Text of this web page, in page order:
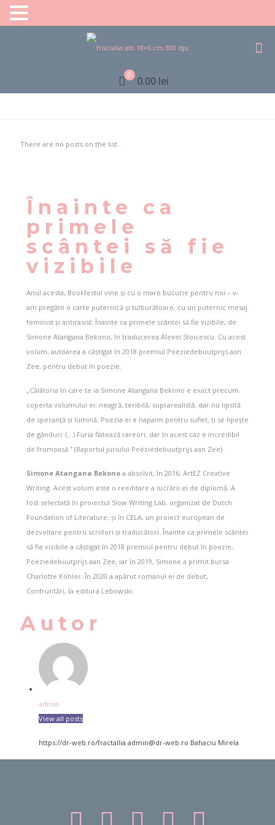
0 0.00 lei
There are no posts on the list.
Înainte ca
primele
scântei să fie
vizibile
Anul acesta, Bookfestul vine și cu o mare bucurie pentru noi – v-
am pregătit o carte puternică și tulburătoare, cu un puternic mesaj
feminist și antirasist: Înainte ca primele scântei să fie vizibile, de
Simone Atangana Bekono, în traducerea Alexei Stoicescu. Cu acest
volum, autoarea a câștigat în 2018 premiul Poëziedebuutprijs aan
Zee, pentru debut în poezie.
„Călătoria în care te ia Simone Atangana Bekono e exact precum
coperta volumului ei: neagră, teribilă, suprarealistă, dar nu lipsită
de speranță și lumină. Poezia ei e napalm pentru suflet, ți se lipește
de gânduri. (…) Furia flatează rareori, dar în acest caz e incredibil
de frumoasă.” (Raportul juriului Poëziedebuutprijs aan Zee)
Simone Atangana Bekono a absolvit, în 2016, ArtEZ Creative
Writing. Acest volum este o reeditare a lucrării ei de diplomă. A
fost selectată în proiectul Slow Writing Lab, organizat de Dutch
Foundation of Literature, și în CELA, un proiect european de
dezvoltare pentru scriitori și traducători. Înainte ca primele scântei
să fie vizibile a câștigat în 2018 premiul pentru debut în poezie,
Poëziedebuutprijs aan Zee, iar în 2019, Simone a primit bursa
Charlotte Köhler. În 2020 a apărut romanul ei de debut,
Confruntări, la editura Lebowski.
Autor
admin
View all posts
https://dr-web.ro/fractallia admin@dr-web.ro Bahaciu Mirela